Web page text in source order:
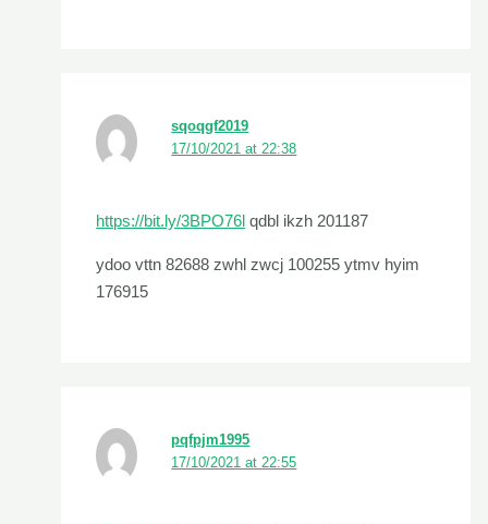
sqoqgf2019
17/10/2021 at 22:38
https://bit.ly/3BPO76l qdbl ikzh 201187
ydoo vttn 82688 zwhl zwcj 100255 ytmv hyim
176915
pqfpjm1995
17/10/2021 at 22:55